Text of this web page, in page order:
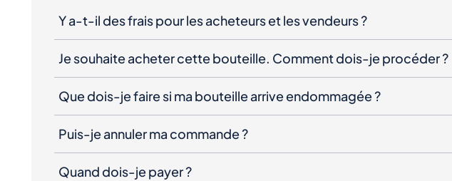
Y a-t-il des frais pour les acheteurs et les vendeurs ?
Je souhaite acheter cette bouteille. Comment dois-je procéder ?
Que dois-je faire si ma bouteille arrive endommagée ?
Puis-je annuler ma commande ?
Quand dois-je payer ?